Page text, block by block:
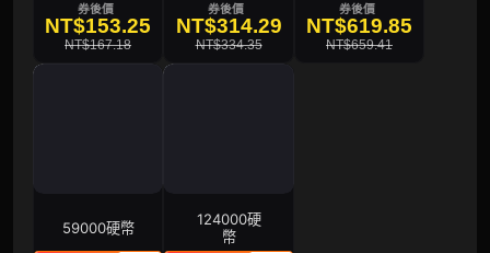
券後價
NT$153.25
NT$167.18
券後價
NT$314.29
NT$334.35
券後價
NT$619.85
NT$659.41
59000硬幣
124000硬
幣